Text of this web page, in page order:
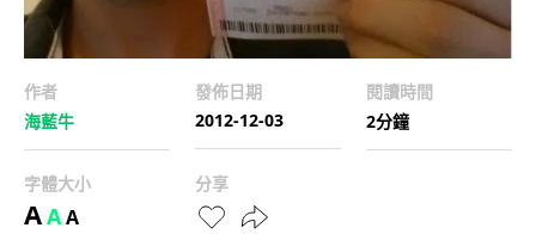
作者
海藍牛
發佈日期
2012-12-03
閱讀時間
2分鐘
字體大小
AAA
分享